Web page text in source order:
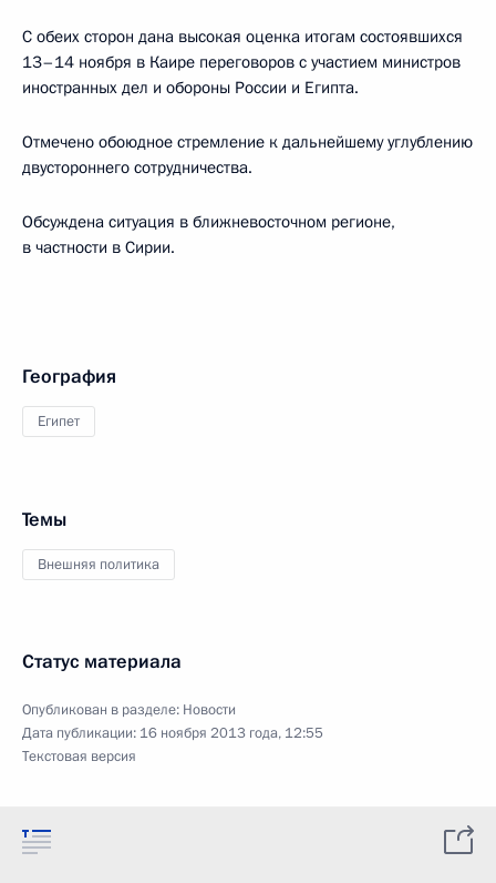
С обеих сторон дана высокая оценка итогам состоявшихся
13–14 ноября в Каире переговоров с участием министров
иностранных дел и обороны России и Египта.
Отмечено обоюдное стремление к дальнейшему углублению
двустороннего сотрудничества.
Обсуждена ситуация в ближневосточном регионе,
в частности в Сирии.
География
Египет
Темы
Внешняя политика
Статус материала
Опубликован в разделе: Новости
Дата публикации: 16 ноября 2013 года, 12:55
Текстовая версия